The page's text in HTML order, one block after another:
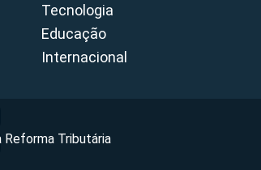
Tecnologia
Educação
Internacional
Reforma Tributária